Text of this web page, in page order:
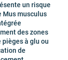
un risque
musculus
des zones
à glu ou
de